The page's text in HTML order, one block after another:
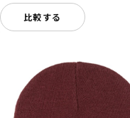
比較する